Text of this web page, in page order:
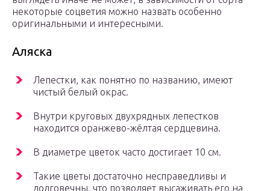
некоторые соцветия можно назвать особенно
оригинальными и интересными.
Аляска
Лепестки, как понятно по названию, имеют
чистый белый окрас.
Внутри круговых двухрядных лепестков
находится оранжево-жёлтая сердцевина.
В диаметре цветок часто достигает 10 см.
Такие цветы достаточно несправедливы и
долговечны, что позволяет высаживать его на